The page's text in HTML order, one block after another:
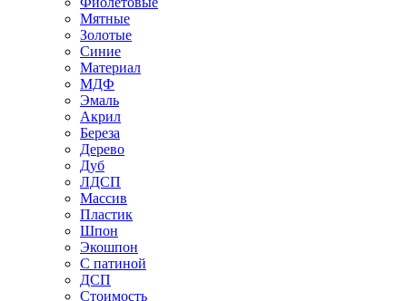
Мятные
Золотые
Синие
Материал
МДФ
Эмаль
Акрил
Береза
Дерево
Дуб
ЛДСП
Массив
Пластик
Шпон
Экошпон
С патиной
ДСП
Стоимость